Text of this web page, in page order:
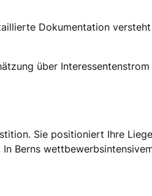
Dokumentation
über Interessentenstrom
Sie positioniert Ihre
Berns